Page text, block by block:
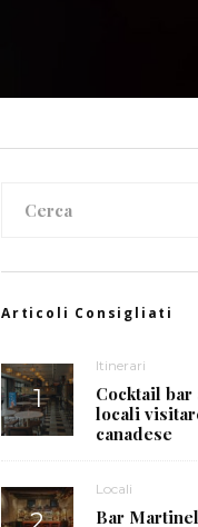
Articoli Consigliati
Itinerari
Cocktail
locali
canadese
Locali
Bar